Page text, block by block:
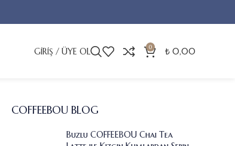
GIRIŞ / ÜYE OL 0 ₺ 0,00
COFFEEBOU BLOG
Buzlu COFFEEBOU Chai Tea